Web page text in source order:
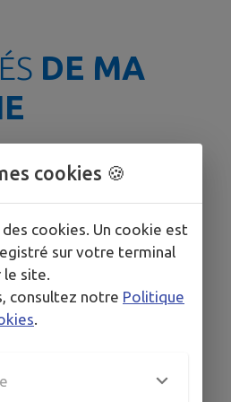
DE MA
placé en vigilance orange
➡️ Conformément aux
de la
le Plan Communal de
(PCS) est activé et un
Rencontres – Place de
cookies 🍪
cookies. Un cookie est
sur votre terminal
le site.
consultez notre Politique
.